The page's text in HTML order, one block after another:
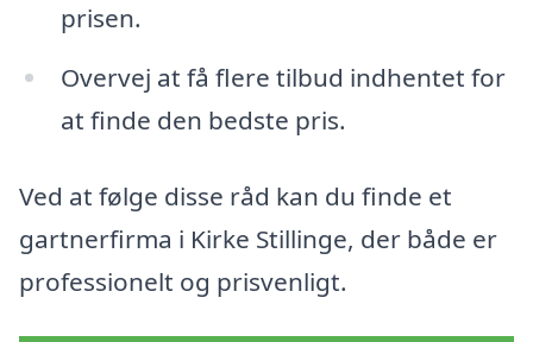
prisen.
Overvej at få flere tilbud indhentet for
at finde den bedste pris.
Ved at følge disse råd kan du finde et
gartnerfirma i Kirke Stillinge, der både er
professionelt og prisvenligt.